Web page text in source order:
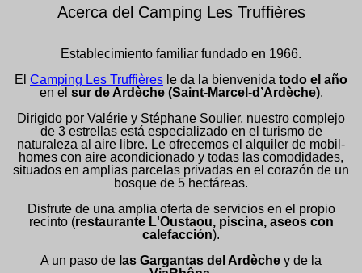
Acerca del Camping Les Truffières
Establecimiento familiar fundado en 1966.
El Camping Les Truffières le da la bienvenida todo el año
en el sur de Ardèche (Saint-Marcel-d’Ardèche).
Dirigido por Valérie y Stéphane Soulier, nuestro complejo
de 3 estrellas está especializado en el turismo de
naturaleza al aire libre. Le ofrecemos el alquiler de mobil-
homes con aire acondicionado y todas las comodidades,
situados en amplias parcelas privadas en el corazón de un
bosque de 5 hectáreas.
Disfrute de una amplia oferta de servicios en el propio
recinto (restaurante L'Oustaou, piscina, aseos con
calefacción).
A un paso de las Gargantas del Ardèche y de la